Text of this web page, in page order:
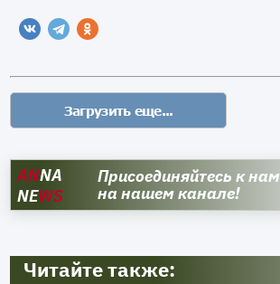
ANNA
NEWS
Присоединяйтесь к нам
на нашем канале!
Читайте также: